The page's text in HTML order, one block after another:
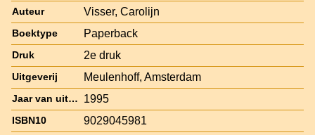
Auteur Visser, Carolijn
Boektype Paperback
Druk 2e druk
Uitgeverij Meulenhoff, Amsterdam
Jaar van uitgave 1995
ISBN10 9029045981